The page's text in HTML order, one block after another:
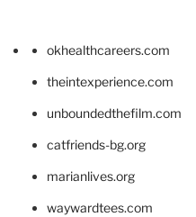
okhealthcareers.com
theintexperience.com
unboundedthefilm.com
catfriends-bg.org
marianlives.org
waywardtees.com